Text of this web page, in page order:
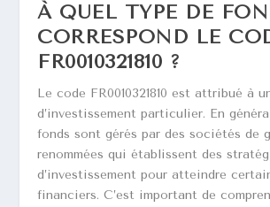
À QUEL TYPE DE
CORRESPOND LE
FR0010321810 ?
Le code FR0010321810 est attribué à
d’investissement particulier. En
fonds sont gérés par des sociétés de
renommées qui établissent des
d’investissement pour atteindre
financiers. C’est important de